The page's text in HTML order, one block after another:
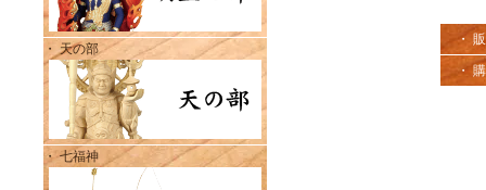
・ 天の部
・ 七福神
・
・